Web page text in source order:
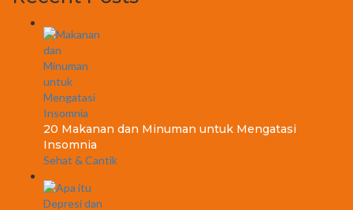
20 Makanan dan Minuman untuk Mengatasi
Insomnia
Sehat & Cantik